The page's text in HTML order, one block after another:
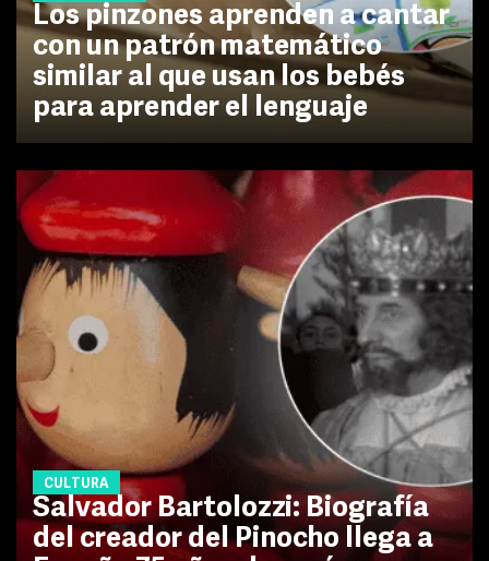
Los pinzones aprenden a cantar
con un patrón matemático
similar al que usan los bebés
para aprender el lenguaje
CULTURA
Salvador Bartolozzi: Biografía
del creador del Pinocho llega a